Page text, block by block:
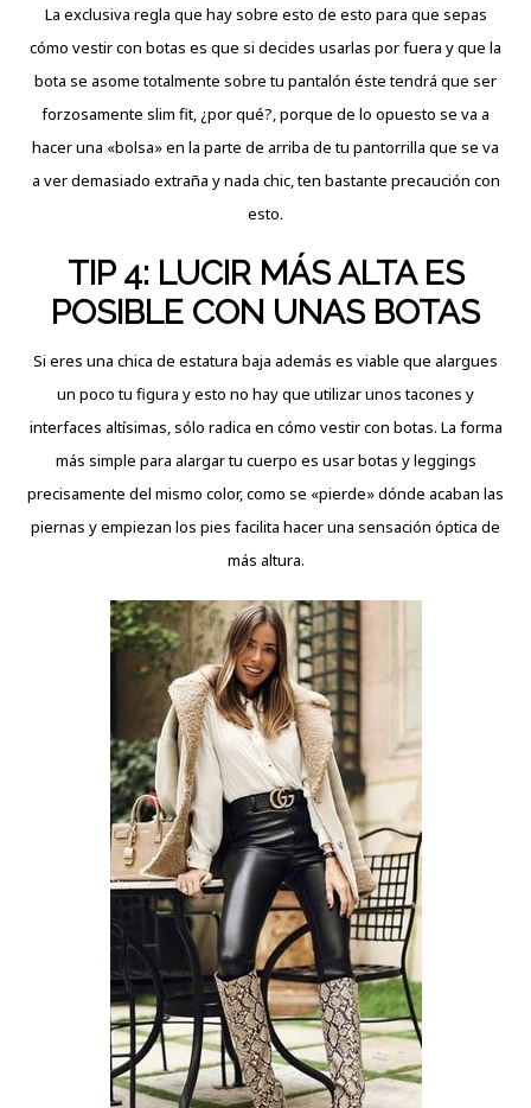
La exclusiva regla que hay sobre esto de esto para que sepas
cómo vestir con botas es que si decides usarlas por fuera y que la
bota se asome totalmente sobre tu pantalón éste tendrá que ser
forzosamente slim fit, ¿por qué?, porque de lo opuesto se va a
hacer una «bolsa» en la parte de arriba de tu pantorrilla que se va
a ver demasiado extraña y nada chic, ten bastante precaución con
esto.
TIP 4: LUCIR MÁS ALTA ES
POSIBLE CON UNAS BOTAS
Si eres una chica de estatura baja además es viable que alargues
un poco tu figura y esto no hay que utilizar unos tacones y
interfaces altísimas, sólo radica en cómo vestir con botas. La forma
más simple para alargar tu cuerpo es usar botas y leggings
precisamente del mismo color, como se «pierde» dónde acaban las
piernas y empiezan los pies facilita hacer una sensación óptica de
más altura.